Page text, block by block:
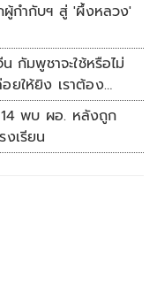
กำกับฯ สู่ 'ผึ้งหลวง'
กัมพูชาจะใช้หรือไม่
ยให้ยิง เราต้อง
พบ ผอ. หลังถูก
งเรียน